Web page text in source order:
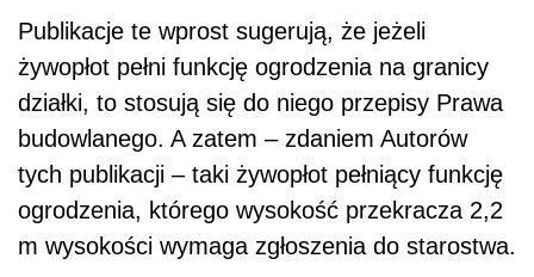
Publikacje te wprost sugerują, że jeżeli
żywopłot pełni funkcję ogrodzenia na granicy
działki, to stosują się do niego przepisy Prawa
budowlanego. A zatem – zdaniem Autorów
tych publikacji – taki żywopłot pełniący funkcję
ogrodzenia, którego wysokość przekracza 2,2
m wysokości wymaga zgłoszenia do starostwa.